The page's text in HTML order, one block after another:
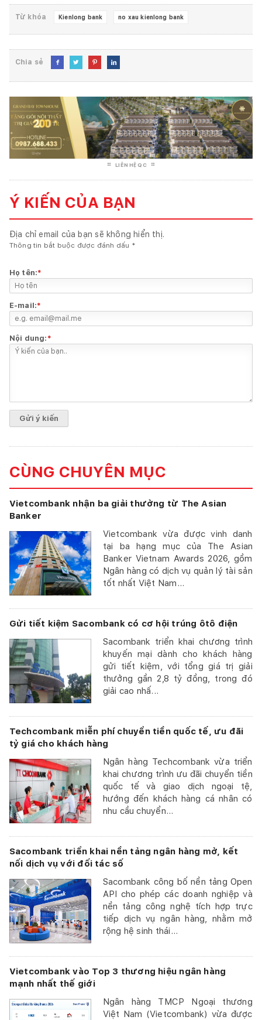
Từ khóa Kienlong bank no xau kienlong bank
Chia sẻ    
LIÊN HỆ QC
Ý KIẾN CỦA BẠN
Địa chỉ email của bạn sẽ không hiển thị.
Thông tin bắt buộc được đánh dấu *
Họ tên:*
E-mail:*
Nội dung: *
CÙNG CHUYÊN MỤC
Vietcombank nhận ba giải thưởng từ The Asian
Banker
Vietcombank vừa được vinh danh
tại ba hạng mục của The Asian
Banker Vietnam Awards 2026, gồm
Ngân hàng có dịch vụ quản lý tài sản
tốt nhất Việt Nam...
Gửi tiết kiệm Sacombank có cơ hội trúng ôtô điện
Sacombank triển khai chương trình
khuyến mại dành cho khách hàng
gửi tiết kiệm, với tổng giá trị giải
thưởng gần 2,8 tỷ đồng, trong đó
giải cao nhấ...
Techcombank miễn phí chuyển tiền quốc tế, ưu đãi
tỷ giá cho khách hàng
Ngân hàng Techcombank vừa triển
khai chương trình ưu đãi chuyển tiền
quốc tế và giao dịch ngoại tệ,
hướng đến khách hàng cá nhân có
nhu cầu chuyển...
Sacombank triển khai nền tảng ngân hàng mở, kết
nối dịch vụ với đối tác số
Sacombank công bố nền tảng Open
API cho phép các doanh nghiệp và
nền tảng công nghệ tích hợp trực
tiếp dịch vụ ngân hàng, nhằm mở
rộng hệ sinh thái...
Vietcombank vào Top 3 thương hiệu ngân hàng
mạnh nhất thế giới
Ngân hàng TMCP Ngoại thương
Việt Nam (Vietcombank) vừa được